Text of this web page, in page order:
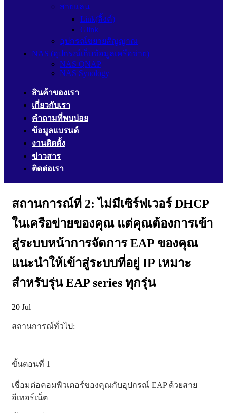
สายแลน
Link(ลิ้งค์)
Glink
อุปกรณ์ขยายสัญญาณ
NAS (อุปกรณ์เก็บข้อมูลเครือข่าย)
NAS QNAP
NAS Synology
สินค้าของเรา
เกี่ยวกับเรา
คำถามที่พบบ่อย
ข้อมูลแบรนด์
งานติดตั้ง
ข่าวสาร
ติดต่อเรา
สถานการณ์ที่ 2: ไม่มีเซิร์ฟเวอร์ DHCP
ในเครือข่ายของคุณ แต่คุณต้องการเข้า
สู่ระบบหน้าการจัดการ EAP ของคุณ
แนะนำให้เข้าสู่ระบบที่อยู่ IP เหมาะ
สำหรับรุ่น EAP series ทุกรุ่น
20 Jul
สถานการณ์ทั่วไป:
ขั้นตอนที่ 1
เชื่อมต่อคอมพิวเตอร์ของคุณกับอุปกรณ์ EAP ด้วยสาย
อีเทอร์เน็ต